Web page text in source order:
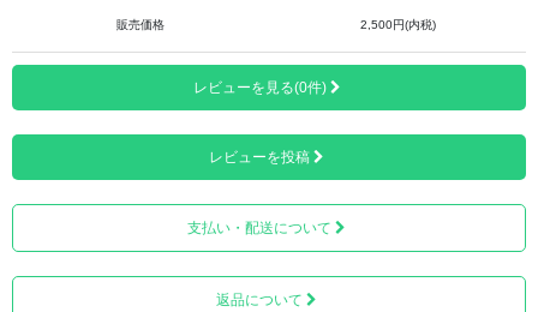
全国1級河川水質第一位にも選ばれた日本一の清流「仁淀
川」生まれの土佐和紙は、種類の多さ、軽い、破れにく
販売価格 2,500円(内税)
レビューを見る(0件)
レビューを投稿
支払い・配送について
返品について